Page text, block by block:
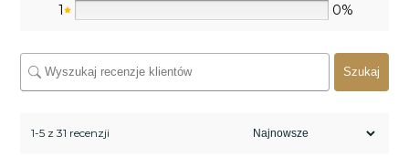
1
0%
Szukaj
1-5 z 31 recenzji